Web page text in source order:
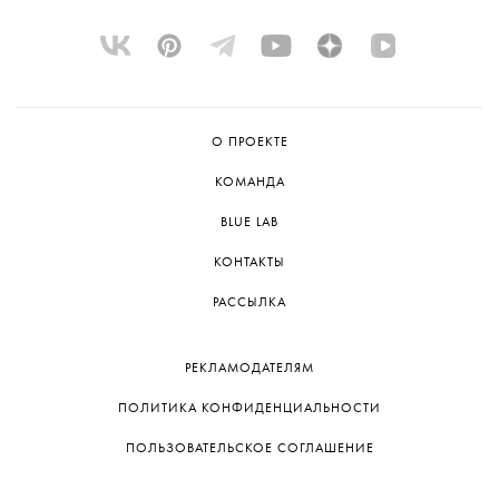
и следующих показов пока не планируется.
О ПРОЕКТЕ
КОМАНДА
BLUE LAB
КОНТАКТЫ
РАССЫЛКА
РЕКЛАМОДАТЕЛЯМ
ПОЛИТИКА КОНФИДЕНЦИАЛЬНОСТИ
ПОЛЬЗОВАТЕЛЬСКОЕ СОГЛАШЕНИЕ